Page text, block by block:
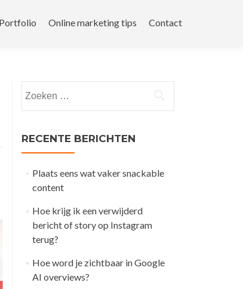
Portfolio Online marketing tips Contact
naar:
RECENTE BERICHTEN
Plaats eens wat vaker snackable
content
Hoe krijg ik een verwijderd
bericht of story op Instagram
terug?
Hoe word je zichtbaar in Google
AI overviews?